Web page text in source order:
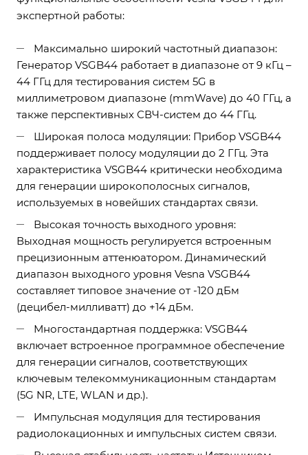
экспертной работы:
Максимально широкий частотный диапазон:
Генератор VSGB44 работает в диапазоне от 9 кГц –
44 ГГц для тестирования систем 5G в
миллиметровом диапазоне (mmWave) до 40 ГГц, а
также перспективных СВЧ-систем до 44 ГГц.
Широкая полоса модуляции: Прибор VSGB44
поддерживает полосу модуляции до 2 ГГц. Эта
характеристика VSGB44 критически необходима
для генерации широкополосных сигналов,
используемых в новейших стандартах связи.
Высокая точность выходного уровня:
Выходная мощность регулируется встроенным
прецизионным аттенюатором. Динамический
диапазон выходного уровня Vesna VSGB44
составляет типовое значение от -120 дБм
(децибел-милливатт) до +14 дБм.
Многостандартная поддержка: VSGB44
включает встроенное программное обеспечение
для генерации сигналов, соответствующих
ключевым телекоммуникационным стандартам
(5G NR, LTE, WLAN и др.).
Импульсная модуляция для тестирования
радиолокационных и импульсных систем связи.